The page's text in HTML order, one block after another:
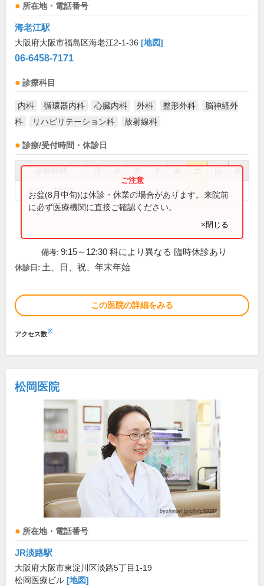
所在地・電話番号
海老江駅
大阪府大阪市福島区海老江2-1-36 [地図]
06-6458-7171
診療科目
内科 循環器内科 心臓内科 外科 整形外科
脳神経外
科
リハビリテーション科 放射線科
診療/受付時間・休診日
祝
9:15～12:30 ● ● ● ● ●
お盆(8月中旬)は休診・休業の場合があります。来院前
に必ず医療機関に直接ご確認ください。
×閉じる
備考: 9:15～12:30 科により異なる 臨時休診あり
休診日: 土、日、祝、年末年始
この医院の詳細をみる
アクセス数※
松岡医院
所在地・電話番号
JR淡路駅
大阪府大阪市東淀川区淡路5丁目1-19
松岡医療ビル [地図]